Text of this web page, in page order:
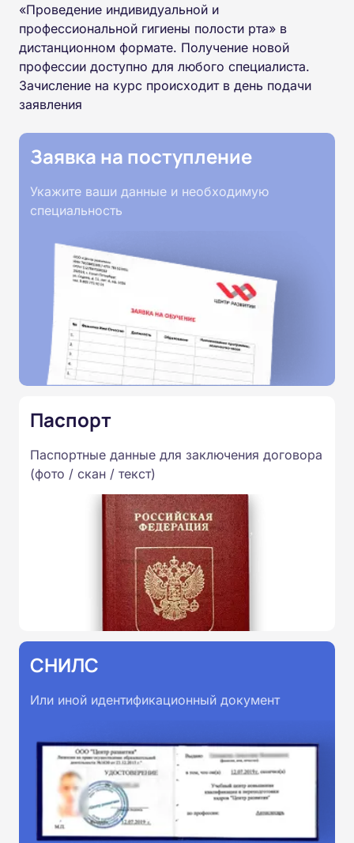
«Проведение индивидуальной и
профессиональной гигиены полости рта» в
дистанционном формате. Получение новой
профессии доступно для любого специалиста.
Зачисление на курс происходит в день подачи
заявления
Заявка на поступление
Укажите ваши данные и необходимую
специальность
Паспорт
Паспортные данные для заключения договора
(фото / скан / текст)
СНИЛС
Или иной идентификационный документ